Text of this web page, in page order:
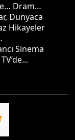
Dram…
Dünyaca
Hikayeler
Sinema